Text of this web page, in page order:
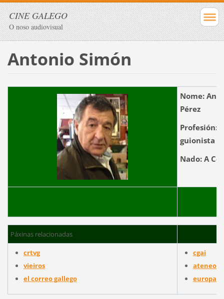
CINE GALEGO
O noso audiovisual
Antonio Simón
Nome:
Profesión:
guionista
Nado:A
Páxinas relacionadas
crtvg
vieiros
el correo gallego
cgai
ateneo